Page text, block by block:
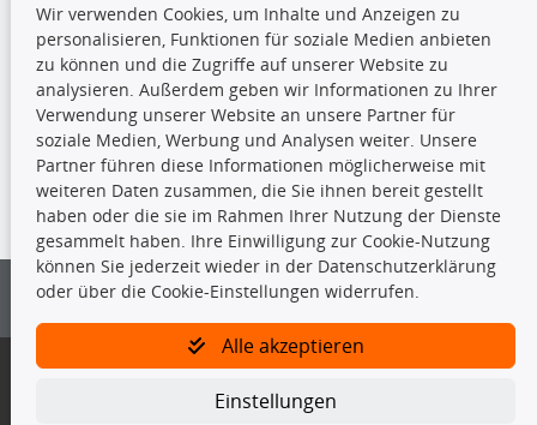
TecDoc Inside
Die hier angezeigten Daten insbesondere die gesamte Datenbank dürfen
nicht kopiert werden.
Es ist zu unterlassen, die Daten oder die gesamte Datenbank ohne
vorherige Zustimmung von TecDoc zu vervielfältigen, zu verbreiten
und/oder diese Handlungen durch Dritte ausführen zu lassen. Ein
Bitte prüfen Sie, ob das über unseren Onlineshop identifizierte Ersatzteil
Gegebenenfalls sind ergänzende Informationen notwendig, um
Wir verwenden Cookies, um Inhalte und Anzeigen zu
personalisieren, Funktionen für soziale Medien anbieten
zu können und die Zugriffe auf unserer Website zu
analysieren. Außerdem geben wir Informationen zu Ihrer
Verwendung unserer Website an unsere Partner für
soziale Medien, Werbung und Analysen weiter. Unsere
Partner führen diese Informationen möglicherweise mit
weiteren Daten zusammen, die Sie ihnen bereit gestellt
haben oder die sie im Rahmen Ihrer Nutzung der Dienste
gesammelt haben. Ihre Einwilligung zur Cookie-Nutzung
können Sie jederzeit wieder in der Datenschutzerklärung
oder über die Cookie-Einstellungen widerrufen.
Alle akzeptieren
Einstellungen